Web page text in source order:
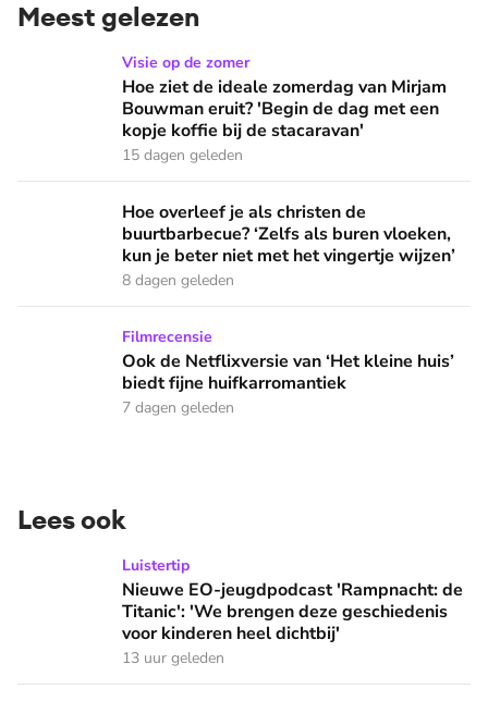
Meest gelezen
Hoe ziet de ideale zomerdag van Mirjam Bouwman eruit?
Visie op de zomer
Hoe ziet de ideale zomerdag van Mirjam
Bouwman eruit? 'Begin de dag met een
kopje koffie bij de stacaravan'
15 dagen geleden
Hoe overleef je als christen de buurtbarbecue? ‘Zelfs als
Hoe overleef je als christen de
buurtbarbecue? ‘Zelfs als buren vloeken,
kun je beter niet met het vingertje wijzen’
8 dagen geleden
Ook de Netflixversie van ‘Het kleine huis’ biedt fijne
Filmrecensie
Ook de Netflixversie van ‘Het kleine huis’
biedt fijne huifkarromantiek
7 dagen geleden
Lees ook
Nieuwe EO-jeugdpodcast 'Rampnacht: de Titanic': 'We
Luistertip
Nieuwe EO-jeugdpodcast 'Rampnacht: de
Titanic': 'We brengen deze geschiedenis
voor kinderen heel dichtbij'
13 uur geleden